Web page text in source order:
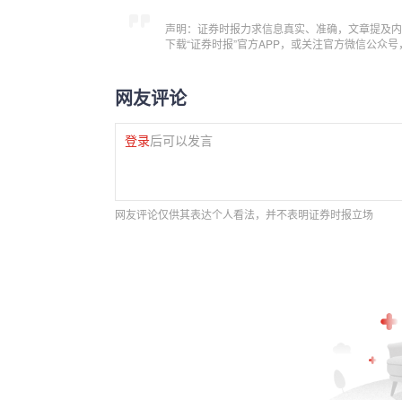
声明：证券时报力求信息真实、准确，文章提及
下载“证券时报”官方APP，或关注官方微信公众
网友评论
登录后可以发言
网友评论仅供其表达个人看法，并不表明证券时报立场